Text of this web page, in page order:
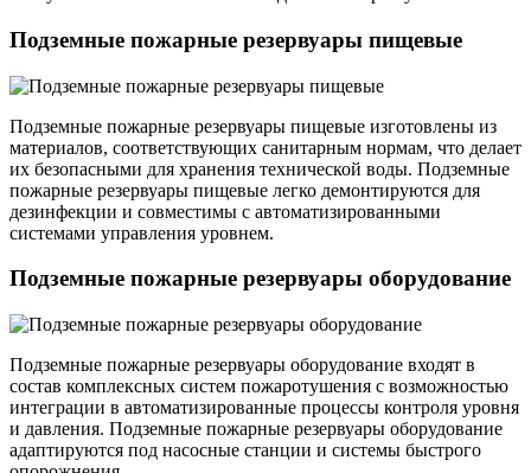
Подземные пожарные резервуары пищевые
Подземные пожарные резервуары пищевые изготовлены из
материалов, соответствующих санитарным нормам, что делает
их безопасными для хранения технической воды. Подземные
пожарные резервуары пищевые легко демонтируются для
дезинфекции и совместимы с автоматизированными
системами управления уровнем.
Подземные пожарные резервуары оборудование
Подземные пожарные резервуары оборудование входят в
состав комплексных систем пожаротушения с возможностью
интеграции в автоматизированные процессы контроля уровня
и давления. Подземные пожарные резервуары оборудование
адаптируются под насосные станции и системы быстрого